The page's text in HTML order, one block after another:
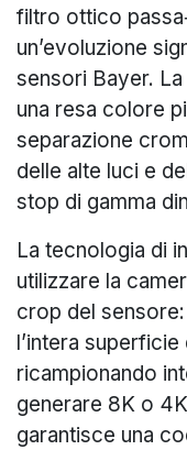
filtro ottico
un’evoluzione
sensori Bayer.
una resa colore
separazione
delle alte luci e
stop di gamma
La tecnologia di
utilizzare la
crop del
l’intera
ricampionando
generare 8K o
garantisce una